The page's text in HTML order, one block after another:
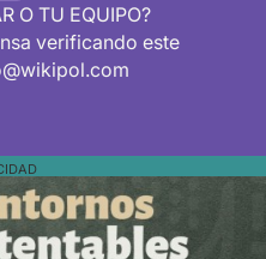
O TU EQUIPO?
verificando este